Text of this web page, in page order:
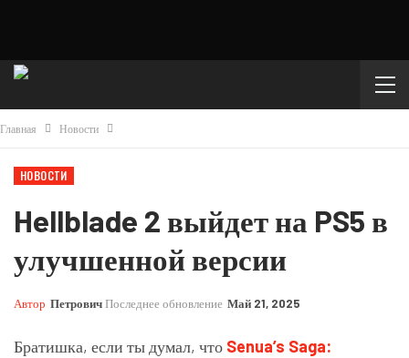
Главная Новости
НОВОСТИ
Hellblade 2 выйдет на PS5 в
улучшенной версии
Автор ПетровичПоследнее обновление Май 21, 2025
Братишка, если ты думал, что Senua’s Saga: